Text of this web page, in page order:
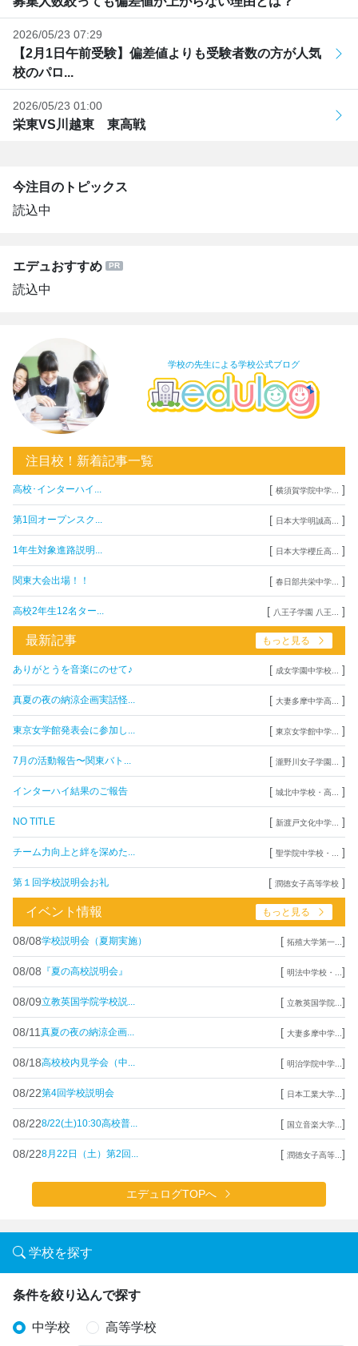
2026/05/23 07:29
【2月1日午前受験】偏差値よりも受験者数の方が人気
校のパロ...
2026/05/23 01:00
栄東VS川越東 東高戦
今注目のトピックス
読込中
エデュおすすめ
読込中
学校の先生による学校公式ブログ
注目校！新着記事一覧
高校･インターハイ... [ 横須賀学院中学... ]
第1回オープンスク... [ 日本大学明誠高... ]
1年生対象進路説明... [ 日本大学櫻丘高... ]
関東大会出場！！ [ 春日部共栄中学... ]
高校2年生12名ター... [ 八王子学園 八王... ]
最新記事 もっと見る
ありがとうを音楽にのせて♪ [ 成女学園中学校... ]
真夏の夜の納涼企画実話怪... [ 大妻多摩中学高... ]
東京女学館発表会に参加し... [ 東京女学館中学... ]
7月の活動報告〜関東バト... [ 瀧野川女子学園... ]
インターハイ結果のご報告 [ 城北中学校・高... ]
NO TITLE [ 新渡戸文化中学... ]
チーム力向上と絆を深めた... [ 聖学院中学校・... ]
第１回学校説明会お礼 [ 潤徳女子高等学校 ]
イベント情報 もっと見る
08/08学校説明会（夏期実施） [ 拓殖大学第一... ]
08/08 『夏の高校説明会』 [ 明法中学校・... ]
08/09立教英国学院学校説... [ 立教英国学院... ]
08/11 真夏の夜の納涼企画... [ 大妻多摩中学... ]
08/18高校校内見学会（中... [ 明治学院中学... ]
08/22第4回学校説明会 [ 日本工業大学... ]
08/228/22(土)10:30高校普... [ 国立音楽大学... ]
08/228月22日（土）第2回... [ 潤徳女子高等... ]
エデュログTOPへ
学校を探す
条件を絞り込んで探す
中学校 高等学校